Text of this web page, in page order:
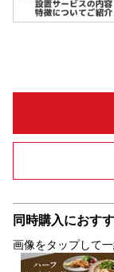
同時購入におす
画像をタップして